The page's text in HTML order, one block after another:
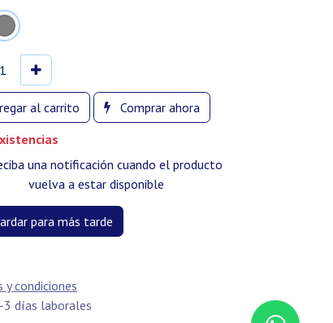
al carrito
Comprar ahora
una notificación cuando el producto
vuelva a estar disponible
para más tarde
y condiciones
3 días laborales